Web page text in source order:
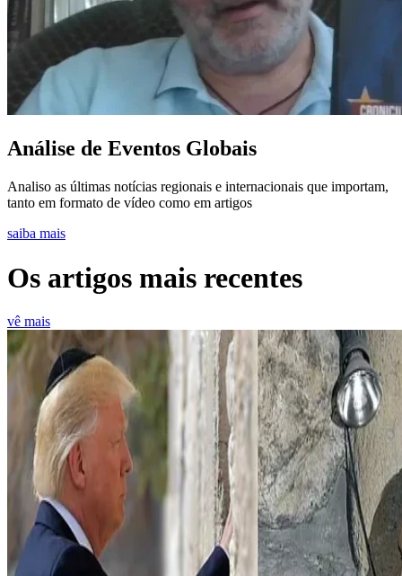
Análise de Eventos Globais
Analiso as últimas notícias regionais e internacionais que importam,
tanto em formato de vídeo como em artigos
saiba mais
Os artigos mais recentes
vê mais